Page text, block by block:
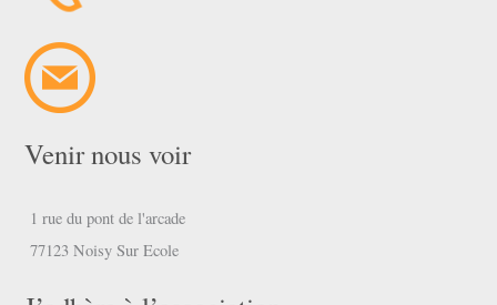
Venir nous voir
1 rue du pont de l'arcade
77123 Noisy Sur Ecole